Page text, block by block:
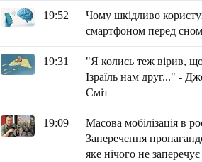
19:52
Чому шкідливо
смартфоном перед сном
19:31
"Я колись теж вірив,
Ізраїль нам друг..." -
Сміт
19:09
Масова мобілізація в
Заперечення
яке нічого не